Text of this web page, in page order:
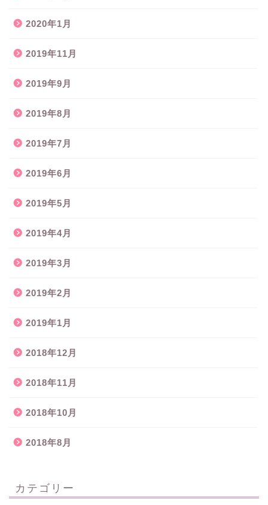
2020年1月
2019年11月
2019年9月
2019年8月
2019年7月
2019年6月
2019年5月
2019年4月
2019年3月
2019年2月
2019年1月
2018年12月
2018年11月
2018年10月
2018年8月
カテゴリー